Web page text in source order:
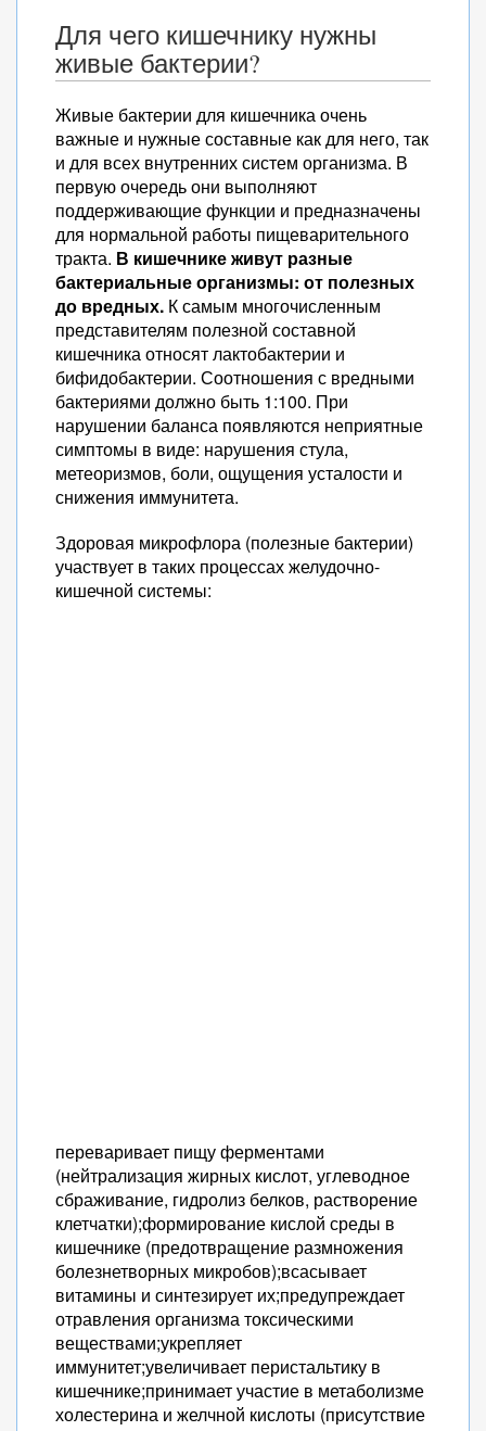
Для чего кишечнику нужны
живые бактерии?
Живые бактерии для кишечника очень
важные и нужные составные как для него, так
и для всех внутренних систем организма. В
первую очередь они выполняют
поддерживающие функции и предназначены
для нормальной работы пищеварительного
тракта. В кишечнике живут разные
бактериальные организмы: от полезных
до вредных. К самым многочисленным
представителям полезной составной
кишечника относят лактобактерии и
бифидобактерии. Соотношения с вредными
бактериями должно быть 1:100. При
нарушении баланса появляются неприятные
симптомы в виде: нарушения стула,
метеоризмов, боли, ощущения усталости и
снижения иммунитета.
Здоровая микрофлора (полезные бактерии)
участвует в таких процессах желудочно-
кишечной системы:
переваривает пищу ферментами
(нейтрализация жирных кислот, углеводное
сбраживание, гидролиз белков, растворение
клетчатки);формирование кислой среды в
кишечнике (предотвращение размножения
болезнетворных микробов);всасывает
витамины и синтезирует их;предупреждает
отравления организма токсическими
веществами;укрепляет
иммунитет;увеличивает перистальтику в
кишечнике;принимает участие в метаболизме
холестерина и желчной кислоты (присутствие